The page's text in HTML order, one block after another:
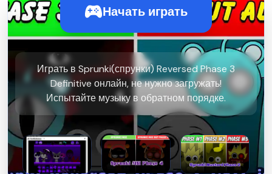
Начать играть
Играть в Sprunki(спрунки) Reversed Phase 3
Definitive онлайн, не нужно загружать!
Испытайте музыку в обратном порядке.